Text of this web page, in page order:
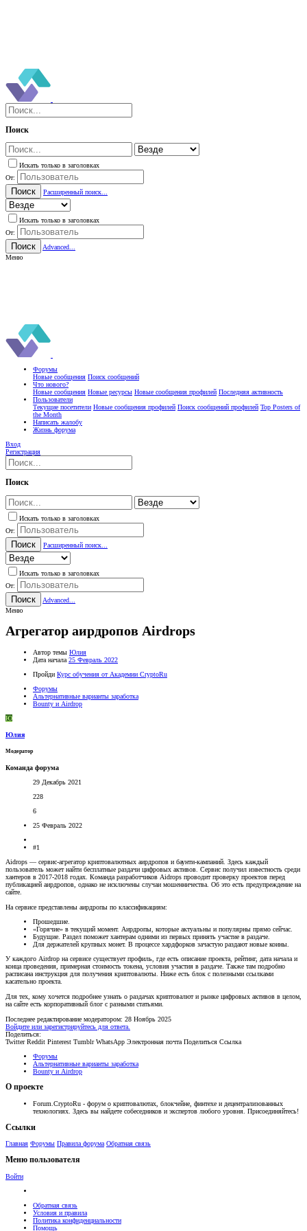
Поиск
Искать только в заголовках
От:
Поиск Расширенный поиск...
Искать только в заголовках
От:
Поиск
Advanced...
Меню
Форумы
Новые сообщения Поиск сообщений
Что нового?
Новые сообщения Новые ресурсы Новые сообщения профилей Последняя активность
Пользователи
Текущие посетители Новые сообщения профилей Поиск сообщений профилей Top Posters of
the Month
Написать жалобу
Жизнь форума
Вход
Регистрация
Поиск
Искать только в заголовках
От:
Поиск Расширенный поиск...
Искать только в заголовках
От:
Поиск
Advanced...
Меню
Агрегатор аирдропов Airdrops
Автор темы Юлия
Дата начала 25 Февраль 2022
Пройди Курс обучения от Академии CryptoRu
Форумы
Альтернативные варианты заработка
Bounty и Airdrop
Ю
Юлия
Модератор
Команда форума
29 Декабрь 2021
228
6
25 Февраль 2022
#1
Aidrops — сервис-агрегатор криптовалютных аирдропов и баунти-кампаний. Здесь каждый
пользователь может найти бесплатные раздачи цифровых активов. Сервис получил известность среди
хантеров в 2017-2018 годах. Команда разработчиков Aidrops проводит проверку проектов перед
публикацией аирдропов, однако не исключены случаи мошенничества. Об это есть предупреждение на
сайте.
На сервисе представлены аирдропы по классификациям:
Прошедшие.
«Горячие» в текущий момент. Аирдропы, которые актуальны и популярны прямо сейчас.
Будущие. Раздел поможет хантерам одними из первых принять участие в раздаче.
Для держателей крупных монет. В процессе хардфорков зачастую раздают новые коины.
У каждого Airdrop на сервисе существует профиль, где есть описание проекта, рейтинг, дата начала и
конца проведения, примерная стоимость токена, условия участия в раздаче. Также там подробно
расписана инструкция для получения криптовалюты. Ниже есть блок с полезными ссылками
касательно проекта.
Для тех, кому хочется подробнее узнать о раздачах криптовалют и рынке цифровых активов в целом,
на сайте есть корпоративный блог с разными статьями.
Последнее редактирование модератором: 28 Ноябрь 2025
Войдите или зарегистрируйтесь для ответа.
Поделиться:
Twitter Reddit Pinterest Tumblr WhatsApp Электронная почта Поделиться Ссылка
Форумы
Альтернативные варианты заработка
Bounty и Airdrop
О проекте
Forum.CryptoRu - форум о криптовалютах, блокчейне, финтехе и децентрализованных
технологиях. Здесь вы найдете собеседников и экспертов любого уровня. Присоединяйтесь!
Ссылки
Главная Форумы Правила форума Обратная связь
Меню пользователя
Войти
Обратная связь
Условия и правила
Политика конфиденциальности
Помощь